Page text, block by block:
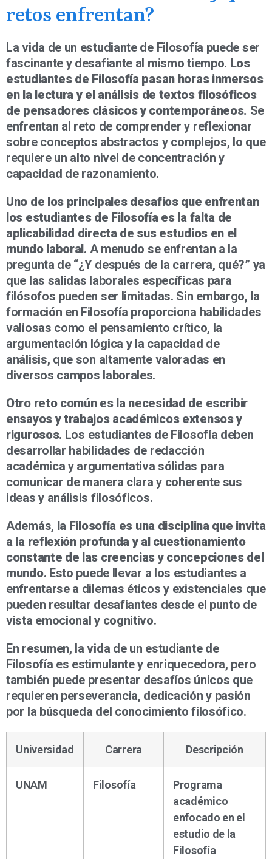
retos enfrentan?
La vida de un estudiante de Filosofía puede ser
fascinante y desafiante al mismo tiempo. Los
estudiantes de Filosofía pasan horas inmersos
en la lectura y el análisis de textos filosóficos
de pensadores clásicos y contemporáneos. Se
enfrentan al reto de comprender y reflexionar
sobre conceptos abstractos y complejos, lo que
requiere un alto nivel de concentración y
capacidad de razonamiento.
Uno de los principales desafíos que enfrentan
los estudiantes de Filosofía es la falta de
aplicabilidad directa de sus estudios en el
mundo laboral. A menudo se enfrentan a la
pregunta de “¿Y después de la carrera, qué?” ya
que las salidas laborales específicas para
filósofos pueden ser limitadas. Sin embargo, la
formación en Filosofía proporciona habilidades
valiosas como el pensamiento crítico, la
argumentación lógica y la capacidad de
análisis, que son altamente valoradas en
diversos campos laborales.
Otro reto común es la necesidad de escribir
ensayos y trabajos académicos extensos y
rigurosos. Los estudiantes de Filosofía deben
desarrollar habilidades de redacción
académica y argumentativa sólidas para
comunicar de manera clara y coherente sus
ideas y análisis filosóficos.
Además, la Filosofía es una disciplina que invita
a la reflexión profunda y al cuestionamiento
constante de las creencias y concepciones del
mundo. Esto puede llevar a los estudiantes a
enfrentarse a dilemas éticos y existenciales que
pueden resultar desafiantes desde el punto de
vista emocional y cognitivo.
En resumen, la vida de un estudiante de
Filosofía es estimulante y enriquecedora, pero
también puede presentar desafíos únicos que
requieren perseverancia, dedicación y pasión
por la búsqueda del conocimiento filosófico.
Universidad Carrera Descripción
UNAM Filosofía
Programa
académico
enfocado en el
estudio de la
Filosofía